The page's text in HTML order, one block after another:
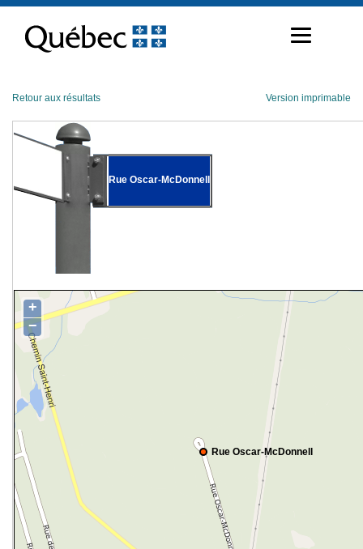
contenu
Retour aux résultats Version imprimable
Rue Oscar-McDonnell
Rue Oscar-McDonnell
+
−